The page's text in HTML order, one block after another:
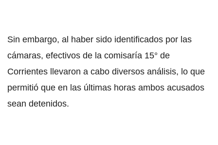
Sin embargo, al haber sido identificados por las
cámaras, efectivos de la comisaría 15° de
Corrientes llevaron a cabo diversos análisis, lo que
permitió que en las últimas horas ambos acusados
sean detenidos.